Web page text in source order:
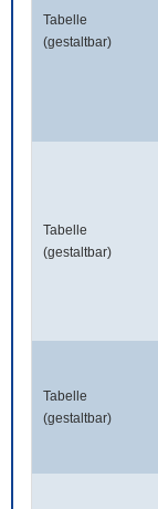
Tabelle
(gestaltbar)
Tabelle
(gestaltbar)
Tabelle
(gestaltbar)